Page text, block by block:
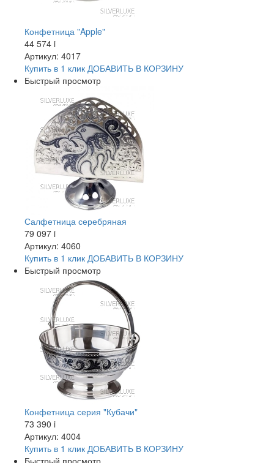
Конфетница "Apple"
44 574 i
Артикул: 4017
Купить в 1 клик ДОБАВИТЬ В КОРЗИНУ
Быстрый просмотр
Салфетница серебряная
79 097 i
Артикул: 4060
Купить в 1 клик ДОБАВИТЬ В КОРЗИНУ
Быстрый просмотр
Конфетница серия "Кубачи"
73 390 i
Артикул: 4004
Купить в 1 клик ДОБАВИТЬ В КОРЗИНУ